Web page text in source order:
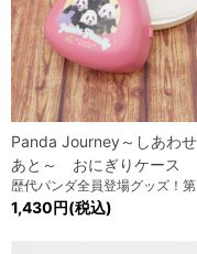
Panda Journey～しあわ
あと～ おにぎりケース
歴代パンダ全員登場グッズ！
1,430円(税込)